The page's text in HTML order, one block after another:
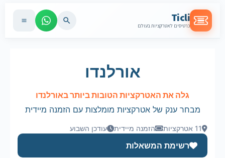
Ticli
כרטיסים לאטרקציות בעולם
אורלנדו
גלה את האטרקציות הטובות ביותר באורלנדו
מבחר ענק של אטרקציות מומלצות עם הזמנה מיידית
11 אטרקציות הזמנה מיידית עודכן השבוע
רשימת המשאלות